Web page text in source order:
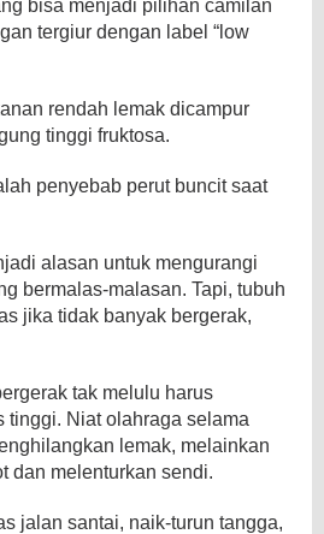
bisa menjadi pilihan camilan
tergiur dengan label “low
rendah lemak dicampur
tinggi fruktosa.
penyebab perut buncit saat
alasan untuk mengurangi
bermalas-malasan. Tapi, tubuh
jika tidak banyak bergerak,
tak melulu harus
tinggi. Niat olahraga selama
lemak, melainkan
dan melenturkan sendi.
jalan santai, naik-turun tangga,